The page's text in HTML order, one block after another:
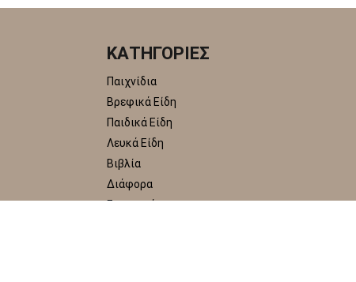
ΚΑΤΗΓΟΡΙΕΣ
Παιχνίδια
Βρεφικά Είδη
Παιδικά Είδη
Λευκά Είδη
Βιβλία
Διάφορα
Εποχιακά